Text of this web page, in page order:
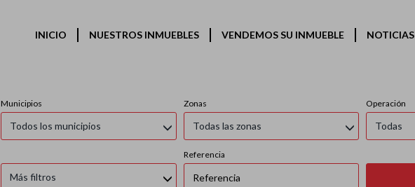
INICIO NUESTROS INMUEBLES VENDEMOS SU INMUEBLE NOTICIAS
Nuestros inmuebles
Municipios
Todos los municipios
Zonas
Todas las zonas
Operación
Todas
Más filtros
Referencia